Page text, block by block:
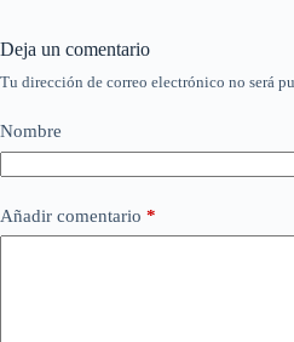
Deja un comentario
Tu dirección de correo electrónico no será
Nombre
Añadir comentario *